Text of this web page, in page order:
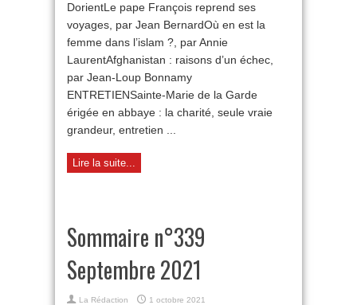
DorientLe pape François reprend ses
voyages, par Jean BernardOù en est la
femme dans l’islam ?, par Annie
LaurentAfghanistan : raisons d’un échec,
par Jean-Loup Bonnamy
ENTRETIENSainte-Marie de la Garde
érigée en abbaye : la charité, seule vraie
grandeur, entretien ...
Lire la suite...
Sommaire n°339
Septembre 2021
La Rédaction
1 octobre 2021